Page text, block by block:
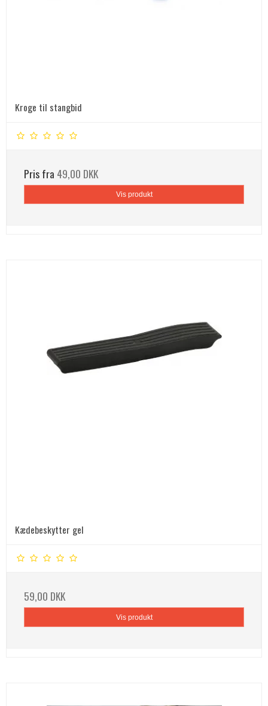
Kroge til stangbid
Pris fra 49,00 DKK
Vis produkt
Kædebeskytter gel
59,00 DKK
Vis produkt